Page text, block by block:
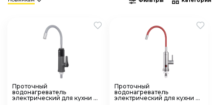
Проточный
водонагреватель
электрический для кухни с
Проточный
водонагреватель
электрический для кухни с